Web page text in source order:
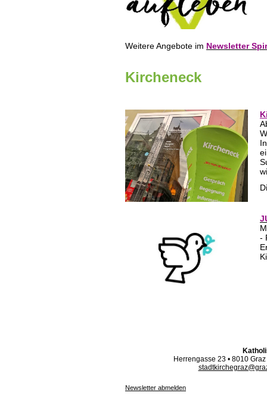
Weitere Angebote im Newsletter
Kircheneck
-
Herrengasse 23 • 8010
Newsletter abmelden